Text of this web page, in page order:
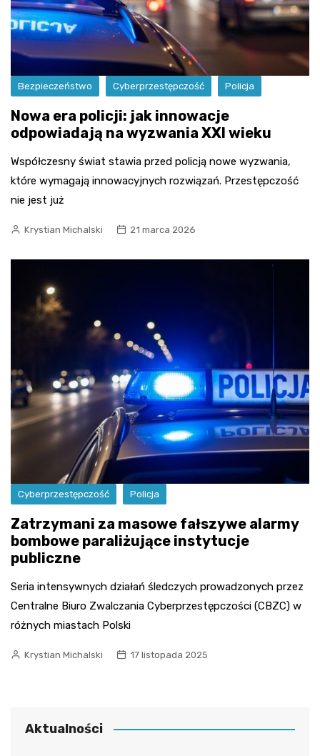
Bezpieczeństwo Cyberprzestępczość Policja
Nowa era policji: jak innowacje
odpowiadają na wyzwania XXI wieku
Współczesny świat stawia przed policją nowe wyzwania,
które wymagają innowacyjnych rozwiązań. Przestępczość
nie jest już
Krystian Michalski 21 marca 2026
Cyberprzestępczość Policja
Zatrzymani za masowe fałszywe alarmy
bombowe paraliżujące instytucje
publiczne
Seria intensywnych działań śledczych prowadzonych przez
Centralne Biuro Zwalczania Cyberprzestępczości (CBZC) w
różnych miastach Polski
Krystian Michalski 17 listopada 2025
Aktualności